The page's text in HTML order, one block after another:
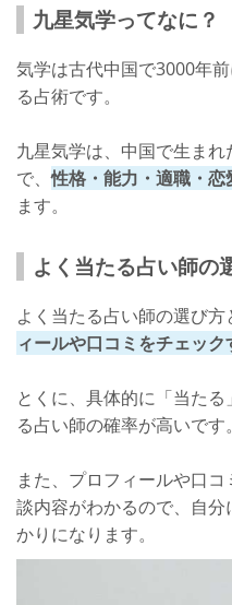
鑑定料金
東京で九星気学の鑑定がよく
アグニ先生について
口コミ
店舗詳細
東京で当たる九星気学の鑑定
九星気学ってなに？
気学は古代中国で3000年
る占術です。
九星気学は、中国で生ま
で、性格・能力・適職・恋
ます。
よく当たる占い師の
よく当たる占い師の選び方
ィールや口コミをチェック
とくに、具体的に「当た
る占い師の確率が高いです。
また、プロフィールや口
談内容がわかるので、自
かりになります。